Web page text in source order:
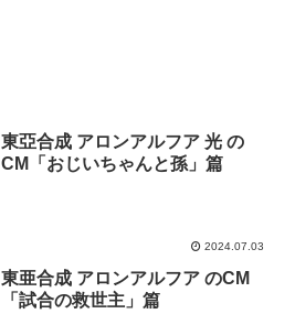
東亞合成 アロンアルフア 光 の
CM「おじいちゃんと孫」篇
2024.07.03
東亜合成 アロンアルフア のCM
「試合の救世主」篇